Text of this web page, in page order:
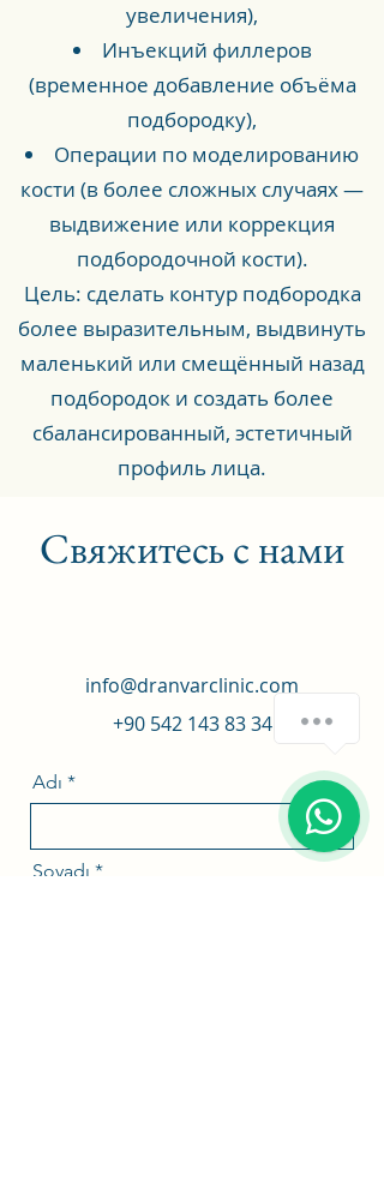
увеличения),
Инъекций филлеров
(временное добавление объёма
подбородку),
Операции по моделированию
кости (в более сложных случаях —
выдвижение или коррекция
подбородочной кости).
Цель: сделать контур подбородка
более выразительным, выдвинуть
маленький или смещённый назад
подбородок и создать более
сбалансированный, эстетичный
профиль лица.
Свяжитесь с нами
info@dranvarclinic.com
+90 542 143 83 34
Adı
Soyadı
1